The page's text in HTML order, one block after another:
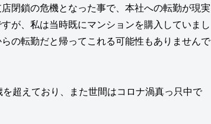
閉鎖の危機となった事で、本社への転勤が現実
が、私は当時既にマンションを購入していまし
の転勤だと帰ってこれる可能性もありませんで
超えており、また世間はコロナ渦真っ只中で